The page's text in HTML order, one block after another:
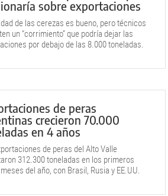
sobre exportaciones
de las cerezas es bueno, pero técnicos
un “corrimiento” que podría dejar las
por debajo de las 8.000 toneladas.
de peras
crecieron 70.000
en 4 años
de peras del Alto Valle
312.300 toneladas en los primeros
del año, con Brasil, Rusia y EE.UU.